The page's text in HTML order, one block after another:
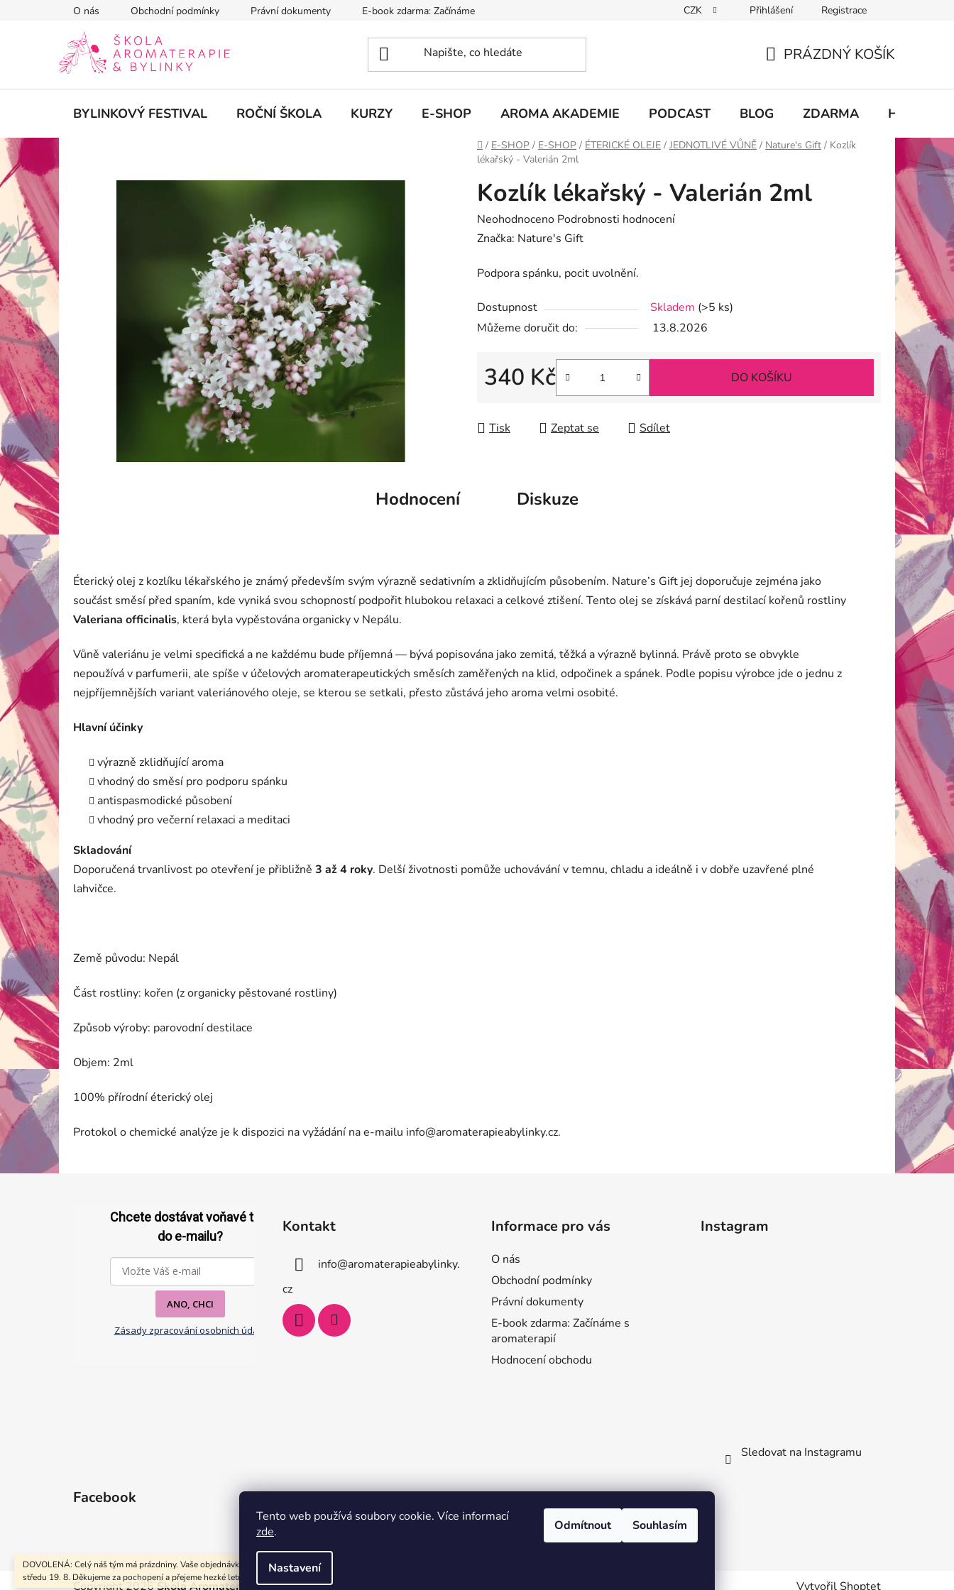
Tento web používá soubory cookie. Více informací
zde.
Nastavení
Odmítnout Souhlasím
DOVOLENÁ: Celý náš tým má prázdniny. Vaše objednávky odbavíme opět ve
středu 19. 8. Děkujeme za pochopení a přejeme hezké letní dny!
O nás Obchodní podmínky Právní dokumenty E-book zdarma: Začínáme s aromaterapií CZK Přihlášení Registrace
KOŠÍK
PRÁZDNÝ KOŠÍK
BYLINKOVÝ FESTIVAL ROČNÍ ŠKOLA KURZY E-SHOP AROMA AKADEMIE PODCAST BLOG ZDARMA
Domů
/ E-SHOP / E-SHOP / ÉTERICKÉ OLEJE / JEDNOTLIVÉ VŮNĚ / Nature's Gift / Kozlík
lékařský - Valerián 2ml
Kozlík lékařský - Valerián 2ml
Průměrné
hodnocení
je
z
5
Neohodnoceno Podrobnosti hodnocení
Značka: Nature's Gift
Podpora spánku, pocit uvolnění.
Dostupnost Skladem (>5 ks)
Můžeme doručit do:
13.8.2026
340 Kč DO KOŠÍKU
Tisk Zeptat se Sdílet
Hodnocení Diskuze
Éterický olej z kozlíku lékařského je známý především svým výrazně sedativním a zklidňujícím působením. Nature’s Gift jej doporučuje zejména jako
součást směsí před spaním, kde vyniká svou schopností podpořit hlubokou relaxaci a celkové ztišení. Tento olej se získává parní destilací kořenů rostliny
Valeriana officinalis, která byla vypěstována organicky v Nepálu.
Vůně valeriánu je velmi specifická a ne každému bude příjemná — bývá popisována jako zemitá, těžká a výrazně bylinná. Právě proto se obvykle
nepoužívá v parfumerii, ale spíše v účelových aromaterapeutických směsích zaměřených na klid, odpočinek a spánek. Podle popisu výrobce jde o jednu z
nejpříjemnějších variant valeriánového oleje, se kterou se setkali, přesto zůstává jeho aroma velmi osobité.
Hlavní účinky
výrazně zklidňující aroma
vhodný do směsí pro podporu spánku
antispasmodické působení
vhodný pro večerní relaxaci a meditaci
Skladování
Doporučená trvanlivost po otevření je přibližně 3 až 4 roky. Delší životnosti pomůže uchovávání v temnu, chladu a ideálně i v dobře uzavřené plné
lahvičce.
Země původu: Nepál
Část rostliny: kořen (z organicky pěstované rostliny)
Způsob výroby: parovodní destilace
Objem: 2ml
100% přírodní éterický olej
Protokol o chemické analýze je k dispozici na vyžádání na e-mailu info@aromaterapieabylinky.cz.
Chcete dostávat voňavé tipy
do e-mailu?
ANO, CHCI
Zásady zpracování osobních údajů
Kontakt
info@aromaterapieabylinky.
cz
Informace pro vás
O nás
Obchodní podmínky
Právní dokumenty
E-book zdarma: Začínáme s
aromaterapií
Hodnocení obchodu
Instagram
Sledovat na Instagramu
Facebook
Vytvořil Shoptet
Copyright 2026Škola Aromaterapie & Bylinky. Všechna práva vyhrazena.